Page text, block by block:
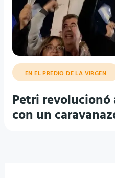
EN EL PREDIO DE LA VIRGEN
Petri revolucionó
con un